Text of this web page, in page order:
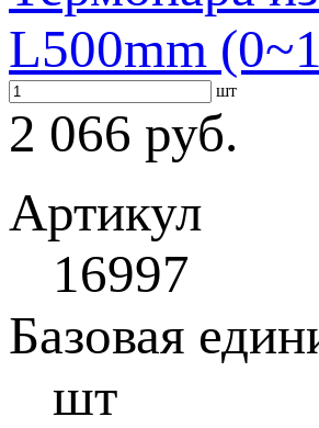
L500mm
шт
2 066 руб.
Артикул
16997
Базовая
шт